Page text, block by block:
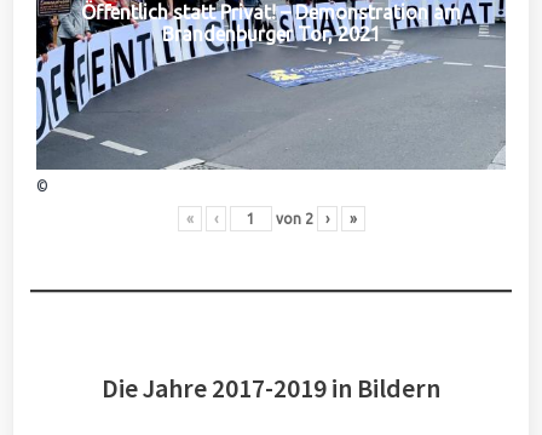
Öffentlich statt Privat! – Demonstration am
Brandenburger Tor, 2021
©
« ‹ von 2 › »
Die Jahre 2017-2019 in Bildern